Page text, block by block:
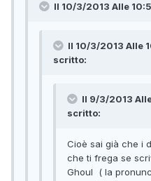
Il 10/3/2013 Alle
Il 10/3/2013 Alle
scritto:
Il 9/3/2013
scritto:
Cioè sai già che i
che ti frega se
Ghoul ( la